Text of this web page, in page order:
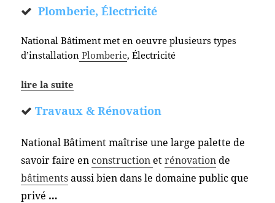
Plomberie, Électricité
National Bâtiment met en oeuvre plusieurs types
d’installation Plomberie, Électricité
lire la suite
Travaux & Rénovation
National Bâtiment maîtrise une large palette de
savoir faire en construction etrénovationde
bâtimentsaussi bien dans le domaine public que
privé …